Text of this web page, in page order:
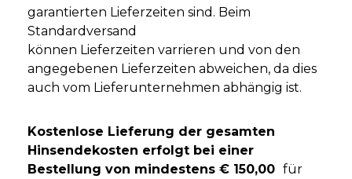
garantierten Lieferzeiten sind. Beim
Standardversand
können Lieferzeiten varrieren und von den
angegebenen Lieferzeiten abweichen, da dies
auch vom Lieferunternehmen abhängig ist.
Kostenlose Lieferung der gesamten
Hinsendekosten erfolgt bei einer
Bestellung von mindestens € 150,00 für